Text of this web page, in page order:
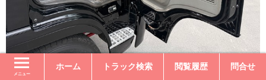
メニュー
ホーム トラック検索 閲覧履歴 問合せ